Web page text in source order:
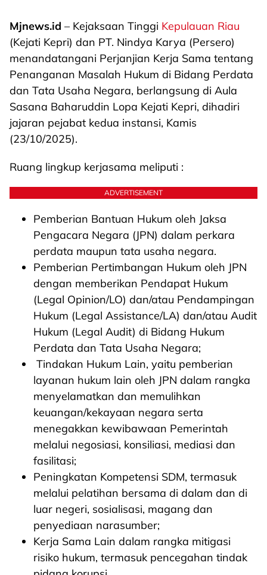
Mjnews.id – Kejaksaan Tinggi Kepulauan Riau
(Kejati Kepri) dan PT. Nindya Karya (Persero)
menandatangani Perjanjian Kerja Sama tentang
Penanganan Masalah Hukum di Bidang Perdata
dan Tata Usaha Negara, berlangsung di Aula
Sasana Baharuddin Lopa Kejati Kepri, dihadiri
jajaran pejabat kedua instansi, Kamis
(23/10/2025).
Ruang lingkup kerjasama meliputi :
ADVERTISEMENT
Pemberian Bantuan Hukum oleh Jaksa
Pengacara Negara (JPN) dalam perkara
perdata maupun tata usaha negara.
Pemberian Pertimbangan Hukum oleh JPN
dengan memberikan Pendapat Hukum
(Legal Opinion/LO) dan/atau Pendampingan
Hukum (Legal Assistance/LA) dan/atau Audit
Hukum (Legal Audit) di Bidang Hukum
Perdata dan Tata Usaha Negara;
Tindakan Hukum Lain, yaitu pemberian
layanan hukum lain oleh JPN dalam rangka
menyelamatkan dan memulihkan
keuangan/kekayaan negara serta
menegakkan kewibawaan Pemerintah
melalui negosiasi, konsiliasi, mediasi dan
fasilitasi;
Peningkatan Kompetensi SDM, termasuk
melalui pelatihan bersama di dalam dan di
luar negeri, sosialisasi, magang dan
penyediaan narasumber;
Kerja Sama Lain dalam rangka mitigasi
risiko hukum, termasuk pencegahan tindak